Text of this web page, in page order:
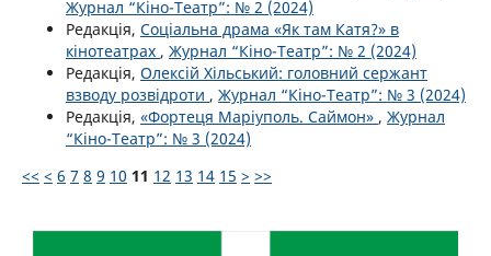
Журнал “Кіно-Театр”: № 2 (2024)
Редакція, Соціальна драма «Як там Катя?» в
кінотеатрах , Журнал “Кіно-Театр”: № 2 (2024)
Редакція, Олексій Хільський: головний сержант
взводу розвідроти , Журнал “Кіно-Театр”: № 3 (2024)
Редакція, «Фортеця Маріуполь. Саймон» , Журнал
“Кіно-Театр”: № 3 (2024)
<< < 6 7 8 9 10 11 12 13 14 15 > >>